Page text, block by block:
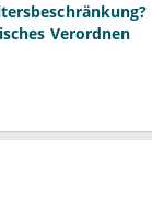
Verordnen